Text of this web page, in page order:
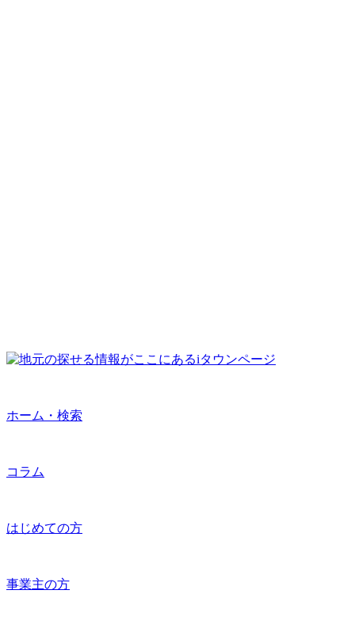
ホーム・検索
コラム
はじめての方
事業主の方